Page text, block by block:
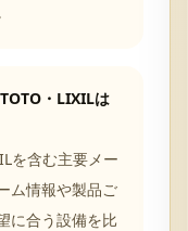
・LIXILは
を含む主要メー
ム情報や製品ご
に合う設備を比